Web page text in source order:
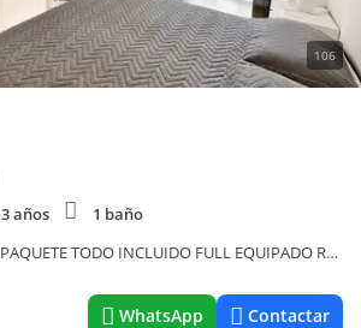
106
3 años
1 baño
ALQUILER TEMPORAL PAQUETE TODO INCLUIDO FULL EQUIPADO RETIRO
WhatsApp Contactar